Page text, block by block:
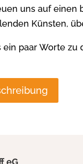
uns auf einen
Künsten,
ein paar Worte